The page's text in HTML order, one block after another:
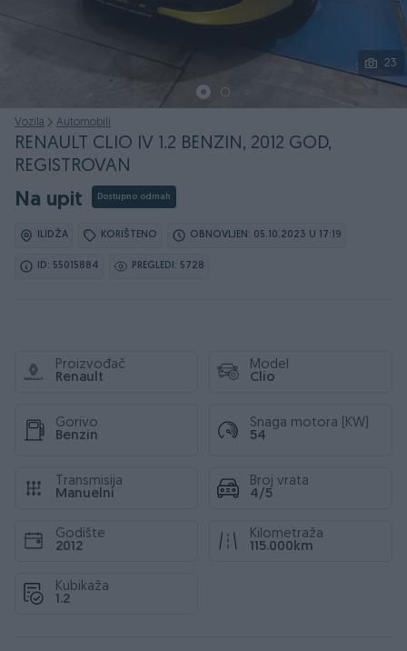
23
Vozila Automobili
RENAULT CLIO IV 1.2 BENZIN, 2012 GOD,
REGISTROVAN
Na upit Dostupno odmah
ILIDŽA KORIŠTENO OBNOVLJEN: 05.10.2023 U 17:19
ID: 55015884 PREGLEDI: 5728
Proizvođač
Renault
Model
Clio
Gorivo
Benzin
Snaga motora (KW)
54
Transmisija
Manuelni
Broj vrata
4/5
Godište
2012
Kilometraža
115.000km
Kubikaža
1.2